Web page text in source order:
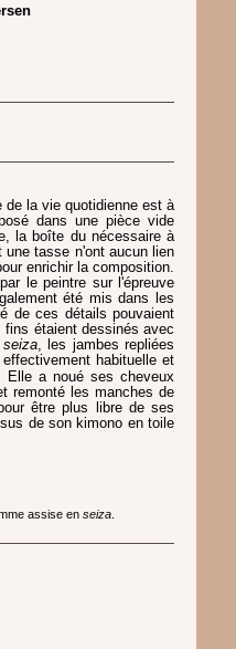
la vie quotidienne est à
dans une pièce vide
la boîte du nécessaire à
tasse n'ont aucun lien
enrichir la composition.
le peintre sur l'épreuve
été mis dans les
de ces détails pouvaient
fins étaient dessinés avec
seiza, les jambes repliées
habituelle et
Elle a noué ses cheveux
remonté les manches de
être plus libre de ses
de son kimono en toile
assise en seiza